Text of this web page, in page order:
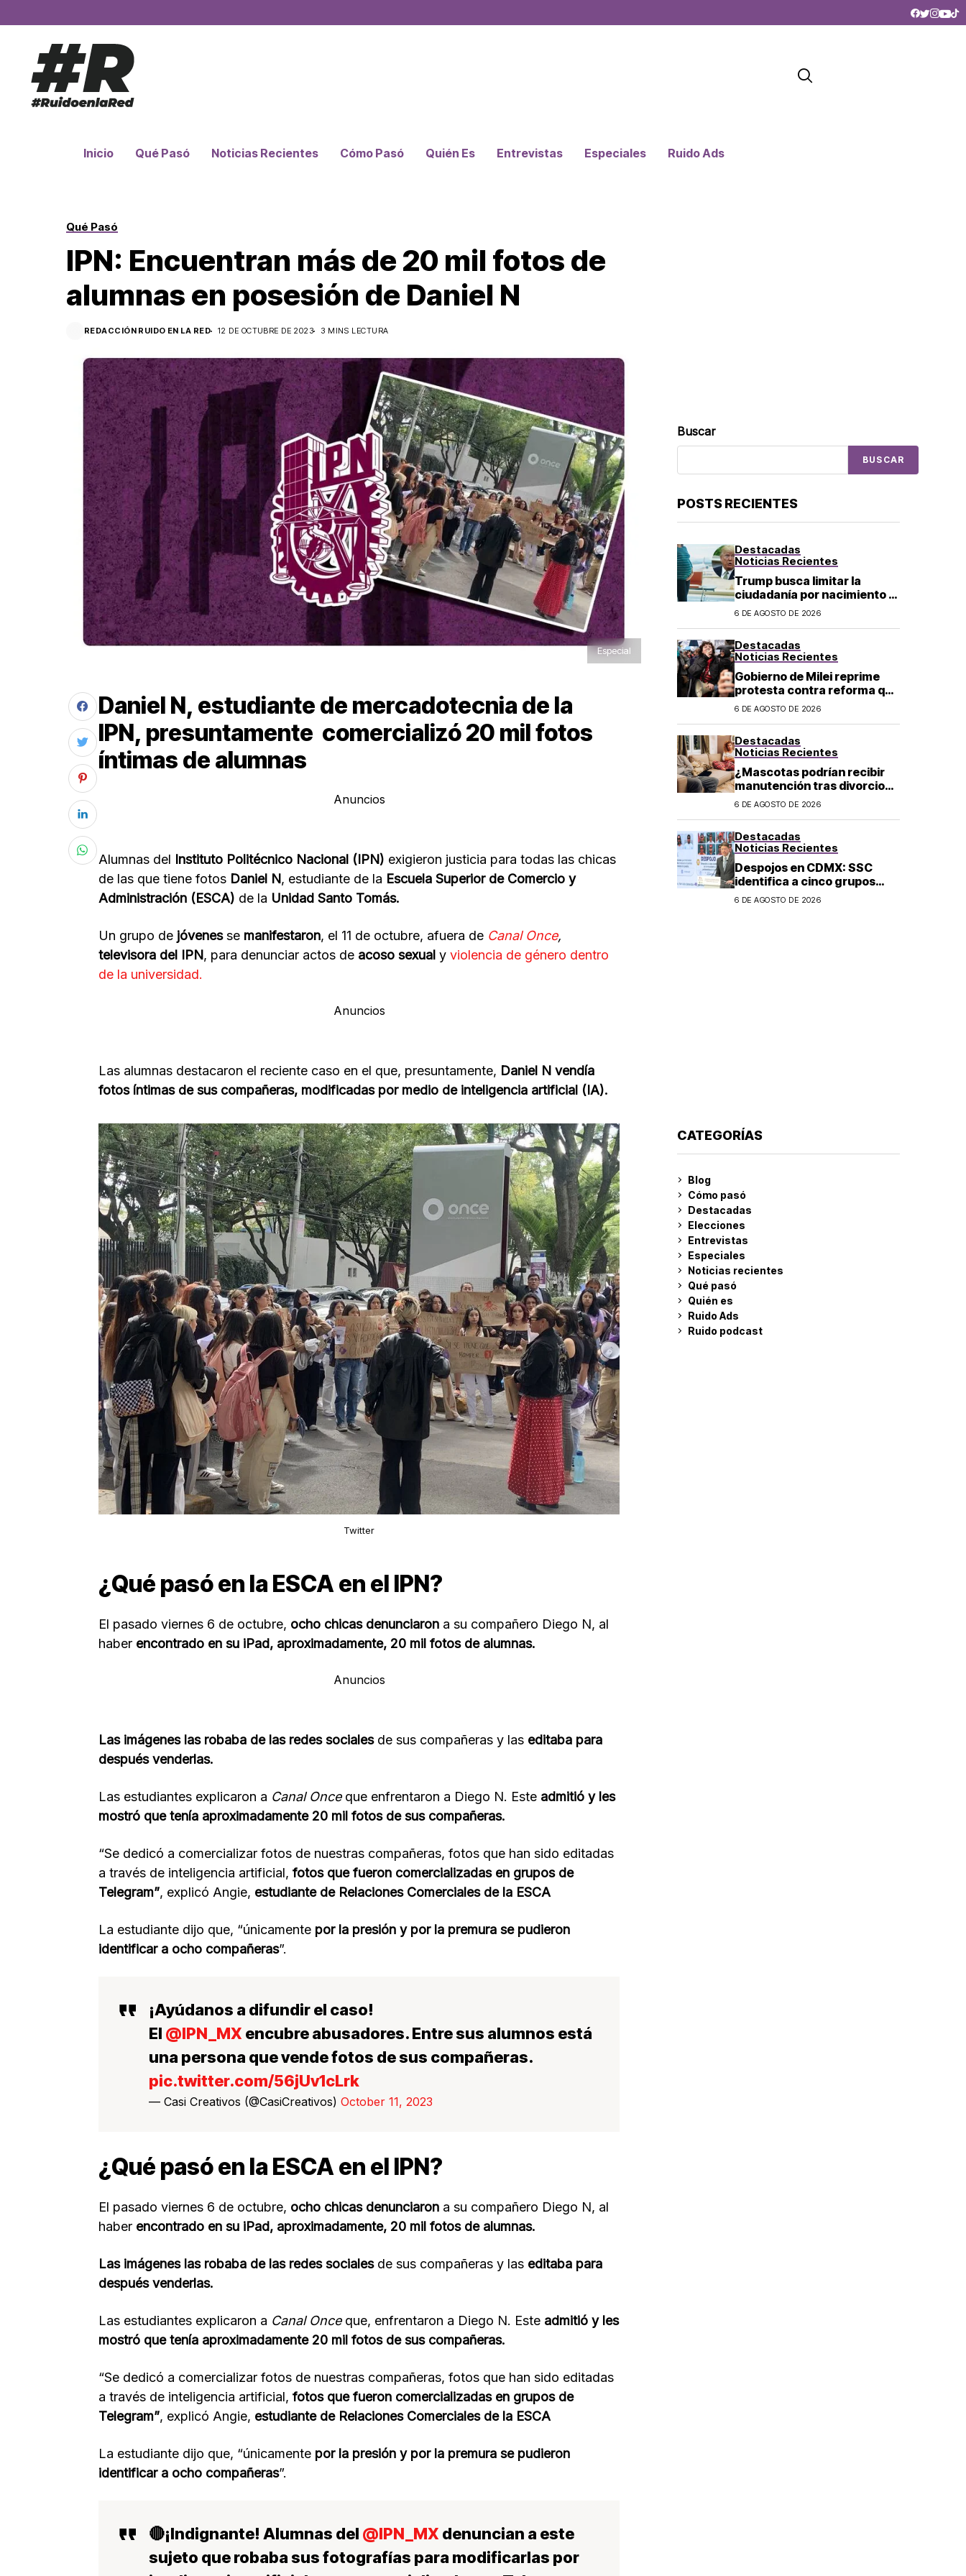
Inicio Qué Pasó Noticias Recientes Cómo Pasó Quién Es Entrevistas Especiales Ruido Ads
Qué Pasó
IPN: Encuentran más de 20 mil fotos de
alumnas en posesión de Daniel N
REDACCIÓN RUIDO EN LA RED 12 DE OCTUBRE DE 2023 3 MINS LECTURA
Especial
Daniel N, estudiante de mercadotecnia de la
IPN, presuntamente comercializó 20 mil fotos
íntimas de alumnas
Anuncios
Alumnas del Instituto Politécnico Nacional (IPN) exigieron justicia para todas las chicas
de las que tiene fotos Daniel N, estudiante de la Escuela Superior de Comercio y
Administración (ESCA) de la Unidad Santo Tomás.
Un grupo de jóvenesse manifestaron, el 11 de octubre, afuera de Canal Once,
televisora del IPN, para denunciar actos de acoso sexual y violencia de género dentro
de la universidad.
Anuncios
Las alumnas destacaron el reciente caso en el que, presuntamente, Daniel N vendía
fotos íntimas de sus compañeras, modificadas por medio de inteligencia artificial (IA).
Twitter
¿Qué pasó en la ESCA en el IPN?
El pasado viernes 6 de octubre, ocho chicas denunciaron a su compañero Diego N, al
haber encontrado en su iPad, aproximadamente, 20 mil fotos de alumnas.
Anuncios
Las imágenes las robaba de las redes socialesde sus compañeras y las editaba para
después venderlas.
Las estudiantes explicaron a Canal Once que enfrentaron a Diego N. Este admitió y les
mostró que tenía aproximadamente 20 mil fotos de sus compañeras.
“Se dedicó a comercializar fotos de nuestras compañeras, fotos que han sido editadas
a través de inteligencia artificial, fotos que fueron comercializadas en grupos de
Telegram”, explicó Angie, estudiante de Relaciones Comerciales de la ESCA
La estudiante dijo que, “únicamente por la presión y por la premura se pudieron
identificar a ocho compañeras”.
¡Ayúdanos a difundir el caso!
El @IPN_MX encubre abusadores. Entre sus alumnos está
una persona que vende fotos de sus compañeras.
pic.twitter.com/56jUv1cLrk
— Casi Creativos (@CasiCreativos) October 11, 2023
¿Qué pasó en la ESCA en el IPN?
El pasado viernes 6 de octubre, ocho chicas denunciaron a su compañero Diego N, al
haber encontrado en su iPad, aproximadamente, 20 mil fotos de alumnas.
Las imágenes las robaba de las redes socialesde sus compañeras y las editaba para
después venderlas.
Las estudiantes explicaron a Canal Once que, enfrentaron a Diego N. Este admitió y les
mostró que tenía aproximadamente 20 mil fotos de sus compañeras.
“Se dedicó a comercializar fotos de nuestras compañeras, fotos que han sido editadas
a través de inteligencia artificial, fotos que fueron comercializadas en grupos de
Telegram”, explicó Angie, estudiante de Relaciones Comerciales de la ESCA
La estudiante dijo que, “únicamente por la presión y por la premura se pudieron
identificar a ocho compañeras”.
🔴¡Indignante! Alumnas del @IPN_MX denuncian a este
sujeto que robaba sus fotografías para modificarlas por
Buscar
BUSCAR
POSTS RECIENTES
Destacadas
Noticias Recientes
Trump busca limitar la
ciudadanía por nacimiento y
el «turismo de parto» en EU;
6 DE AGOSTO DE 2026
Destacadas
Noticias Recientes
Gobierno de Milei reprime
protesta contra reforma que
permite la venta de tierra a
6 DE AGOSTO DE 2026
Destacadas
Noticias Recientes
¿Mascotas podrían recibir
manutención tras divorcio
de sus dueños en CDMX?
6 DE AGOSTO DE 2026
Destacadas
Noticias Recientes
Despojos en CDMX: SSC
identifica a cinco grupos
criminales vinculados a este
6 DE AGOSTO DE 2026
CATEGORÍAS
Blog
Cómo pasó
Destacadas
Elecciones
Entrevistas
Especiales
Noticias recientes
Qué pasó
Quién es
Ruido Ads
Ruido podcast